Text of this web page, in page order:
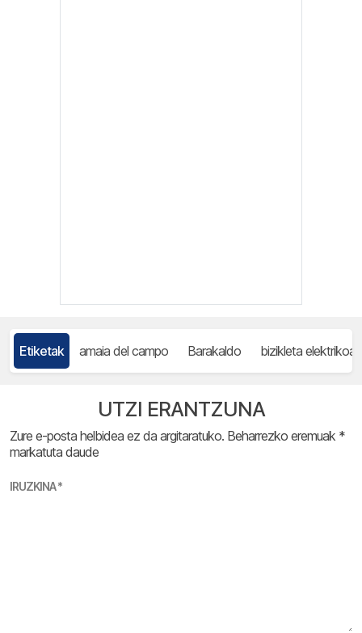
Etiketak amaia del campo Barakaldo bizikleta elektrikoa
UTZI ERANTZUNA
Zure e-posta helbidea ez da argitaratuko. Beharrezko eremuak *
markatuta daude
IRUZKINA*